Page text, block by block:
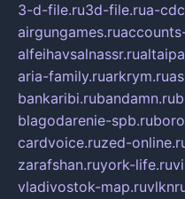
3-d-file.ru3d-file.rua-
airgungames.ru
alfeihavsalnassr.ru
aria-family.ruarkrym.ru
bankaribi.rubandamn.ru
blagodarenie-spb.ru
cardvoice.ruzed-
zarafshan.ruyork-life.ru
vladivostok-map.ru